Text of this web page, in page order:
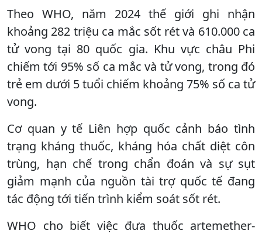
Theo WHO, năm 2024 thế giới ghi nhận
khoảng 282 triệu ca mắc sốt rét và 610.000 ca
tử vong tại 80 quốc gia. Khu vực châu Phi
chiếm tới 95% số ca mắc và tử vong, trong đó
trẻ em dưới 5 tuổi chiếm khoảng 75% số ca tử
vong.
Cơ quan y tế Liên hợp quốc cảnh báo tình
trạng kháng thuốc, kháng hóa chất diệt côn
trùng, hạn chế trong chẩn đoán và sự sụt
giảm mạnh của nguồn tài trợ quốc tế đang
tác động tới tiến trình kiểm soát sốt rét.
WHO cho biết việc đưa thuốc artemether-